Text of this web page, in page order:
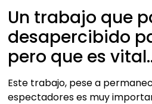
Un trabajo que
desapercibido
pero que es
Este trabajo, pese a
espectadores es muy